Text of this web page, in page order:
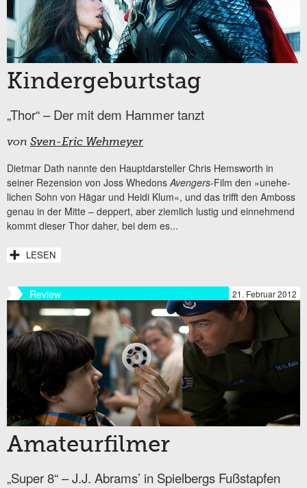
Kindergeburtstag
„Thor“ – Der mit dem Hammer tanzt
von Sven-Eric Wehmeyer
Dietmar Dath nannte den Hauptdarsteller Chris Hemsworth in
seiner Rezension von Joss WhedonsAvengers-Film den »unehe­
lichen Sohn von Hägar und Heidi Klum«, und das trifft den Amboss
genau in der Mitte – deppert, aber ziemlich lustig und einnehmend
kommt dieser Thor daher, bei dem es...
LESEN
Review 21. Februar 2012
Amateurfilmer
„Super 8“ – J.J. Abrams’ in Spielbergs Fußstapfen